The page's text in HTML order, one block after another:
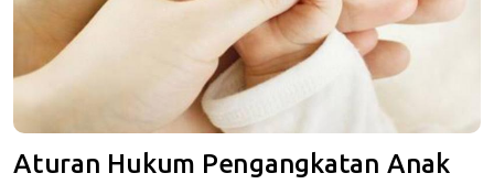
Aturan Hukum Pengangkatan Anak